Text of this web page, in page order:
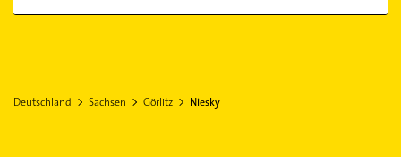
Deutschland Sachsen Görlitz Niesky